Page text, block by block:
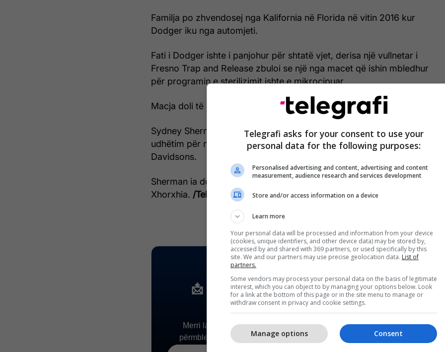
Familja po zhvendosej nga Kalifornia në Florida në vitin 2016 kur
Dodger iku nga automjeti.
Fati i Dodger ishte i panjohur për shtatë vjet, derisa një vullnetar i
Fresno Trap and Release zbuloi se një nga macet që ishin mbledhur
për programin e sterilizimit ishte e mikroçipuar.
Macja doli të ishte Dodger.
Sydney Sherman nga Fresno TNR kishte planifikuar tashmë një
udhëtim për në Florida dhe bëri rregullime për t'u takuar me familjen
Davidsons.
Sherman ia dorëzoi Dodger familjes, e cila e çoi në shtëpi në
Xhorxhia. /Telegrafi/
Telegrafi asks for your consent to use your
personal data for the following purposes:
Personalised advertising and content, advertising and content
measurement, audience research and services development
Store and/or access information on a device
Learn more
Your personal data will be processed and information from your device
(cookies, unique identifiers, and other device data) may be stored by,
accessed by and shared with 369 partners, or used specifically by this
site. We and our partners may use precise geolocation data. List of
partners.
Some vendors may process your personal data on the basis of legitimate
interest, which you can object to by managing your options below. Look
for a link at the bottom of this page or in the site menu to manage or
withdraw consent in privacy and cookie settings.
Consent
Manage options